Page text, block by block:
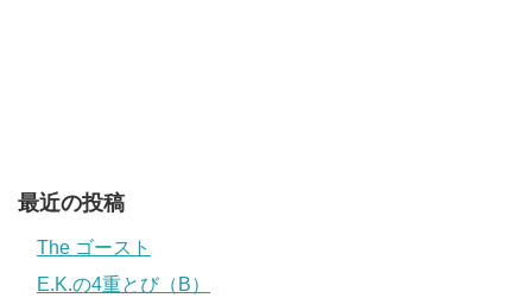
最近の投稿
The ゴースト
E.K.の4重とび（B）